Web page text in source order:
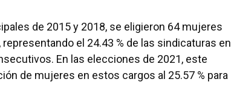
de 2015 y 2018, se eligieron 64 mujeres
el 24.43 % de las sindicaturas en
En las elecciones de 2021, este
de mujeres en estos cargos al 25.57 % para